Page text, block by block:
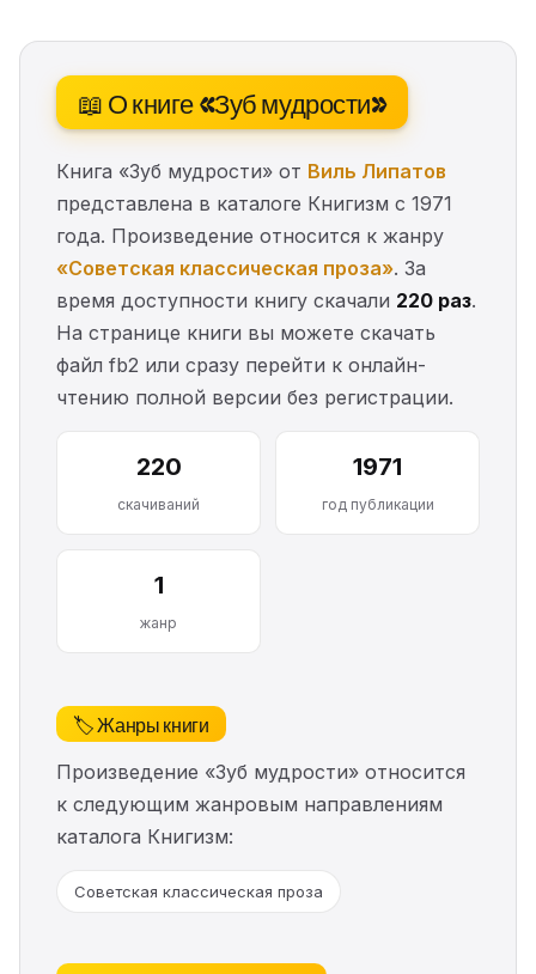
📖 О книге «Зуб мудрости»
Книга «Зуб мудрости» от Виль Липатов
представлена в каталоге Книгизм с 1971
года. Произведение относится к жанру
«Советская классическая проза». За
время доступности книгу скачали 220 раз.
На странице книги вы можете скачать
файл fb2 или сразу перейти к онлайн-
чтению полной версии без регистрации.
220
скачиваний
1971
год публикации
1
жанр
🏷️ Жанры книги
Произведение «Зуб мудрости» относится
к следующим жанровым направлениям
каталога Книгизм:
Советская классическая проза